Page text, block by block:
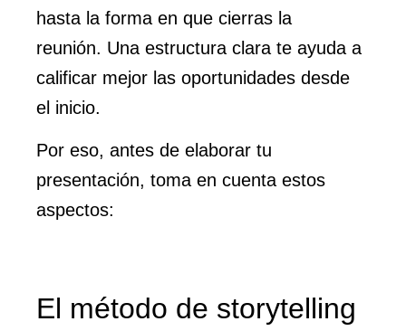
hasta la forma en que cierras la
reunión. Una estructura clara te ayuda a
calificar mejor las oportunidades desde
el inicio.
Por eso, antes de elaborar tu
presentación, toma en cuenta estos
aspectos:
El método de storytelling